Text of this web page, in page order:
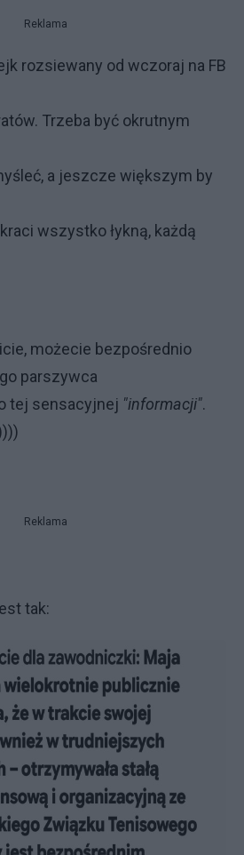
Reklama
rozsiewany od wczoraj na FB
Trzeba być okrutnym
a jeszcze większym by
wszystko łykną, każdą
możecie bezpośrednio
parszywca
tej sensacyjnej "informacji".
Reklama
tak: